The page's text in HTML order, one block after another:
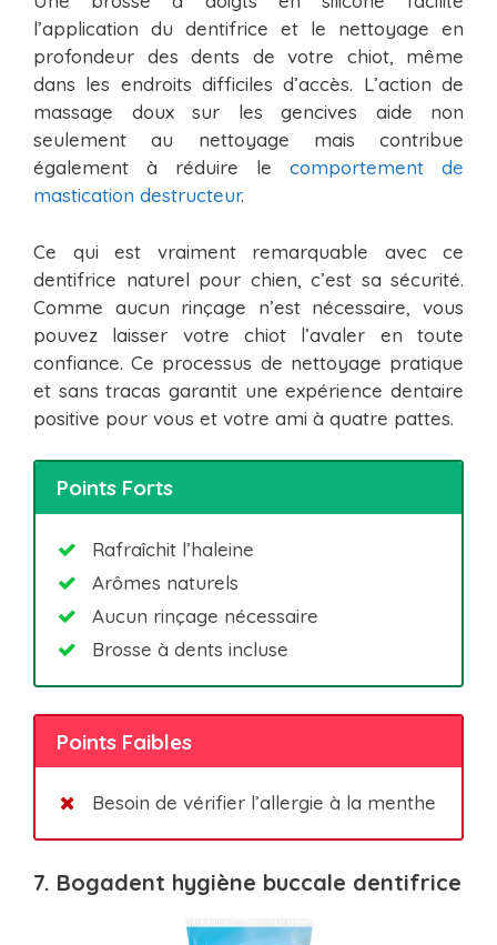
l’application du dentifrice et le nettoyage en
profondeur des dents de votre chiot, même
dans les endroits difficiles d’accès. L’action de
massage doux sur les gencives aide non
seulement au nettoyage mais contribue
également à réduire le comportement de
mastication destructeur.
Ce qui est vraiment remarquable avec ce
dentifrice naturel pour chien, c’est sa sécurité.
Comme aucun rinçage n’est nécessaire, vous
pouvez laisser votre chiot l’avaler en toute
confiance. Ce processus de nettoyage pratique
et sans tracas garantit une expérience dentaire
positive pour vous et votre ami à quatre pattes.
Points Forts
Rafraîchit l’haleine
Arômes naturels
Aucun rinçage nécessaire
Brosse à dents incluse
Points Faibles
Besoin de vérifier l’allergie à la menthe
7. Bogadent hygiène buccale dentifrice